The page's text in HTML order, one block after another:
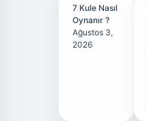
7 Kule Nasıl
Oynanır ?
Ağustos 3,
2026